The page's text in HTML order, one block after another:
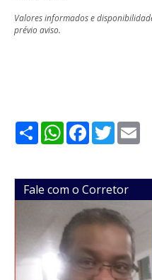
Valores informados e
prévio aviso.
ShareWhatsApp
Facebook
Twitter
Fale com o Corretor